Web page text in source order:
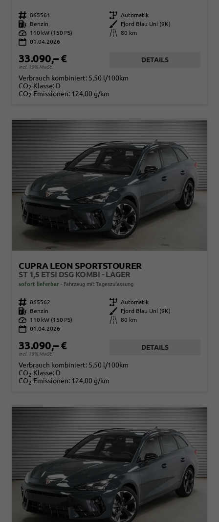
Fahrzeugnr. 865561 Getriebe
Automatik
Kraftstoff
Benzin Außenfarbe
Fjord Blau Uni (9K)
Leistung
110 kW (150 PS) Kilometerstand
80 km
01.04.2026
33.090,– €
incl. 19% MwSt.
DETAILS
Verbrauch kombiniert: 5,50 l/100km
CO2-Klasse: D
CO2-Emissionen: 124,00 g/km
CUPRA LEON SPORTSTOURER
ST 1,5 ETSI DSG KOMBI - LAGER
sofort lieferbar Fahrzeug mit Tageszulassung
Fahrzeugnr. 865562 Getriebe Automatik
Kraftstoff
Benzin Außenfarbe
Fjord Blau Uni (9K)
Leistung
110 kW (150 PS) Kilometerstand
80 km
01.04.2026
33.090,– €
incl. 19% MwSt.
DETAILS
Verbrauch kombiniert: 5,50 l/100km
CO2-Klasse: D
CO2-Emissionen: 124,00 g/km